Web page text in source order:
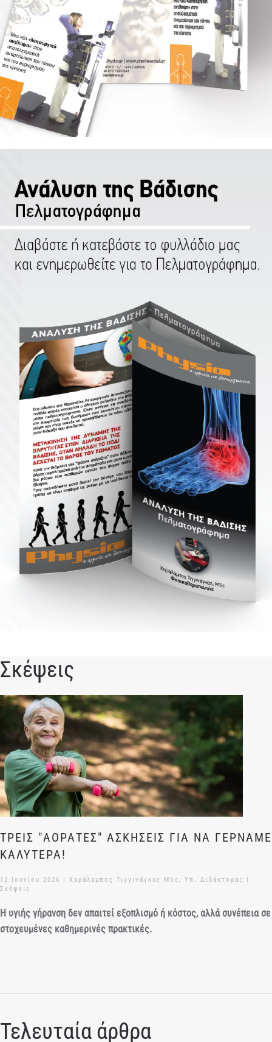
Σκέψεις
ΤΡΕΙΣ "ΑΟΡΑΤΕΣ" ΑΣΚΗΣΕΙΣ ΓΙΑ ΝΑ ΓΕΡΝΑΜΕ
ΚΑΛΥΤΕΡΑ!
12 Ιουνίου 2026
| Χαράλαμπος Τιγγινάγκας MSc, Υπ. Διδάκτορας |
Σκέψεις
Η υγιής γήρανση δεν απαιτεί εξοπλισμό ή κόστος, αλλά συνέπεια σε
στοχευμένες καθημερινές πρακτικές.
Τελευταία άρθρα